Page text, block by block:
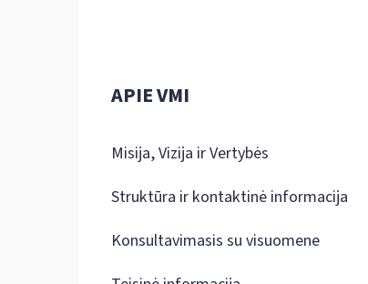
APIE VMI
Misija, Vizija ir Vertybės
Struktūra ir kontaktinė informacija
Konsultavimasis su visuomene